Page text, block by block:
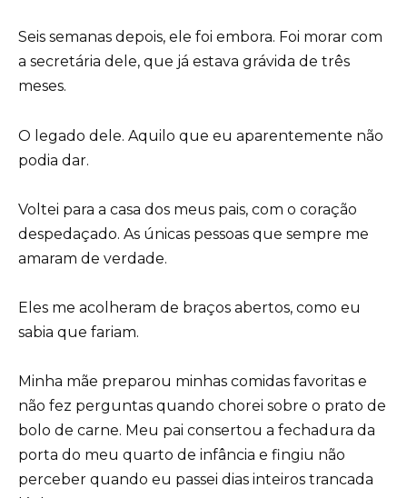
Seis semanas depois, ele foi embora. Foi morar com
a secretária dele, que já estava grávida de três
meses.
O legado dele. Aquilo que eu aparentemente não
podia dar.
Voltei para a casa dos meus pais, com o coração
despedaçado. As únicas pessoas que sempre me
amaram de verdade.
Eles me acolheram de braços abertos, como eu
sabia que fariam.
Minha mãe preparou minhas comidas favoritas e
não fez perguntas quando chorei sobre o prato de
bolo de carne. Meu pai consertou a fechadura da
porta do meu quarto de infância e fingiu não
perceber quando eu passei dias inteiros trancada